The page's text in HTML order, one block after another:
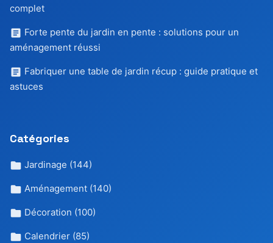
complet
Forte pente du jardin en pente : solutions pour un
aménagement réussi
Fabriquer une table de jardin récup : guide pratique et
astuces
Catégories
Jardinage (144)
Aménagement (140)
Décoration (100)
Calendrier (85)